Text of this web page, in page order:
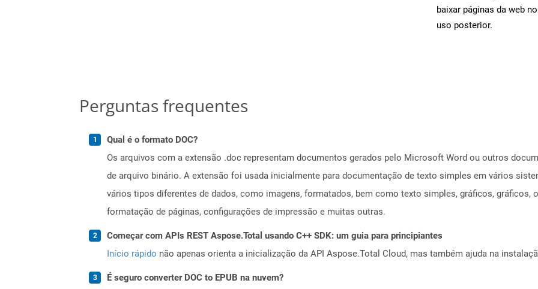
baixar páginas da web
uso posterior.
Perguntas frequentes
Qual é o formato DOC?
Os arquivos com a extensão .doc representam documentos gerados pelo Microsoft Word ou outros
de arquivo binário. A extensão foi usada inicialmente para documentação de texto simples em vários
vários tipos diferentes de dados, como imagens, formatados, bem como texto simples, gráficos, gráficos,
formatação de páginas, configurações de impressão e muitas outras.
Começar com APIs REST Aspose.Total usando C++ SDK: um guia para principiantes
Início rápido não apenas orienta a inicialização da API Aspose.Total Cloud, mas também ajuda na
É seguro converter DOC to EPUB na nuvem?